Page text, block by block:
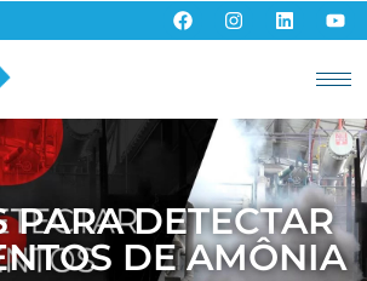
PARA DETECTAR
DE AMÔNIA